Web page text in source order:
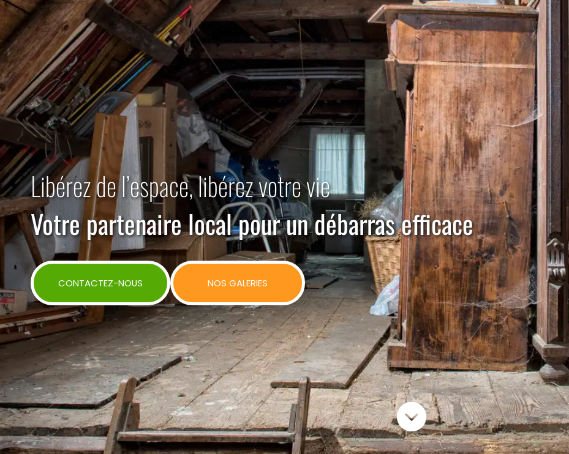
Libérez de l’espace, libérez votre vie
Votre partenaire local pour un débarras efficace
CONTACTEZ-NOUS NOS GALERIES